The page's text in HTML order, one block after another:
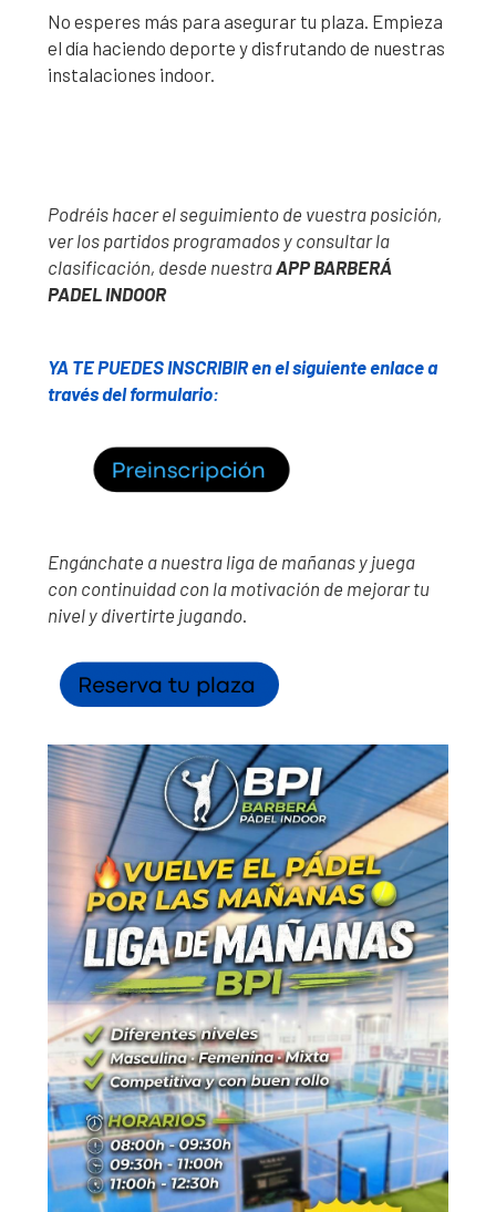
No esperes más para asegurar tu plaza. Empieza
el día haciendo deporte y disfrutando de nuestras
instalaciones indoor.
Podréis hacer el seguimiento de vuestra posición,
ver los partidos programados y consultar la
clasificación, desde nuestra APP BARBERÁ
PADEL INDOOR
YA TE PUEDES INSCRIBIR en el siguiente enlace a
través del formulario:
Engánchate a nuestra liga de mañanas y juega
con continuidad con la motivación de mejorar tu
nivel y divertirte jugando